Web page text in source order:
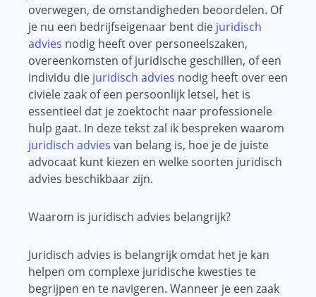
overwegen, de omstandigheden beoordelen. Of
je nu een bedrijfseigenaar bent die juridisch
advies nodig heeft over personeelszaken,
overeenkomsten of juridische geschillen, of een
individu die juridisch advies nodig heeft over een
civiele zaak of een persoonlijk letsel, het is
essentieel dat je zoektocht naar professionele
hulp gaat. In deze tekst zal ik bespreken waarom
juridisch advies van belang is, hoe je de juiste
advocaat kunt kiezen en welke soorten juridisch
advies beschikbaar zijn.
Waarom is juridisch advies belangrijk?
Juridisch advies is belangrijk omdat het je kan
helpen om complexe juridische kwesties te
begrijpen en te navigeren. Wanneer je een zaak